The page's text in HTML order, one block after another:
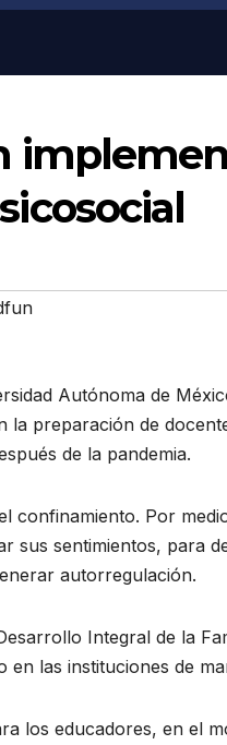
Autónoma de
la preparación de
de la pandemia.
confinamiento. Por
sus sentimientos, para
autorregulación.
Integral de la
en las instituciones de
los educadores, en el